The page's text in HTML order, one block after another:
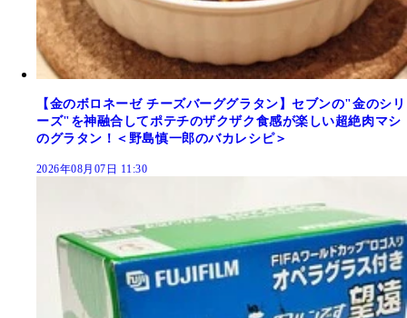
【金のボロネーゼ チーズバーググラタン】セブンの"金のシリ
ーズ"を神融合してポテチのザクザク食感が楽しい超絶肉マシ
のグラタン！＜野島慎一郎のバカレシピ＞
2026年08月07日 11:30